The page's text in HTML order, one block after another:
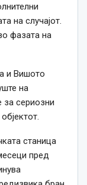
на случајот.
фазата на
и Вишото
на
за сериозни
станица
пред